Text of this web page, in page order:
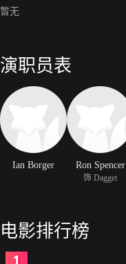
暂无
演职员表
Ian Borger Ron Spencer
饰 Dagget
电影排行榜